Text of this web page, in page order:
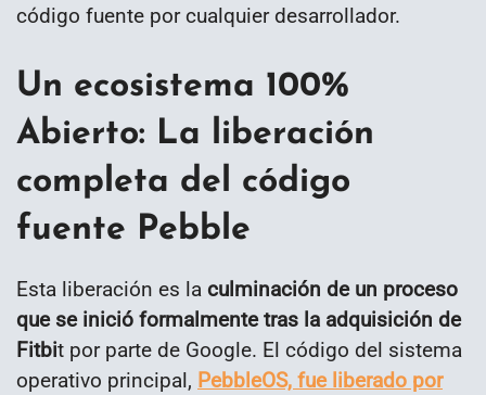
código fuente por cualquier desarrollador.
Un ecosistema 100%
Abierto: La liberación
completa del código
fuente Pebble
Esta liberación es la culminación de un proceso
que se inició formalmente tras la adquisición de
Fitbit por parte de Google. El código del sistema
operativo principal, PebbleOS, fue liberado por